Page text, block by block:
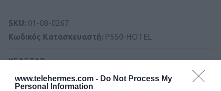
www.telehermes.com - Do Not Process My
Personal Information
SKU: 01-08-0267
Κωδικός Kατασκευαστή: P550-HOTEL
YEASTAR